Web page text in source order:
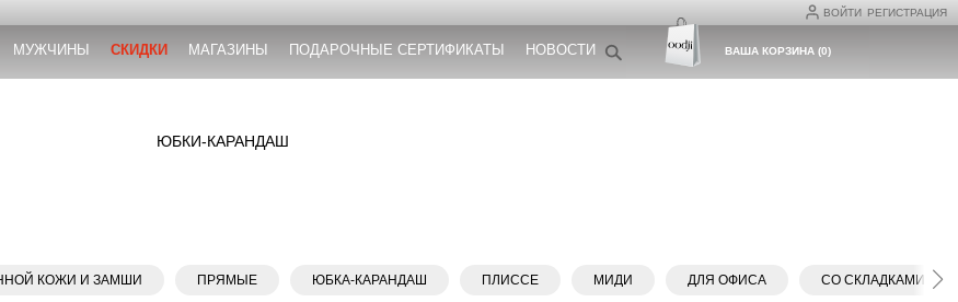
ВОЙТИ РЕГИСТРАЦИЯ
МУЖЧИНЫ СКИДКИ МАГАЗИНЫ ПОДАРОЧНЫЕ СЕРТИФИКАТЫ НОВОСТИ ВАША КОРЗИНА(0)
ЮБКИ-КАРАНДАШ
КОЖИ И ЗАМШИ ПРЯМЫЕ ЮБКА-КАРАНДАШ ПЛИССЕ МИДИ ДЛЯ ОФИСА СО СКЛАДКАМИ